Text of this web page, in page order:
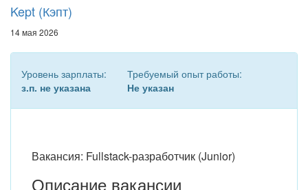
Kept (Кэпт)
14 мая 2026
Уровень зарплаты:
з.п. не указана
Требуемый опыт работы:
Не указан
Вакансия: Fullstack-разработчик (Junior)
Описание вакансии